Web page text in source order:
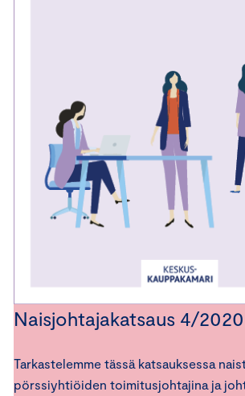
Naisjohtajakatsaus 4/2020
Tarkastelemme tässä katsauksessa
pörssiyhtiöiden toimitusjohtajina ja